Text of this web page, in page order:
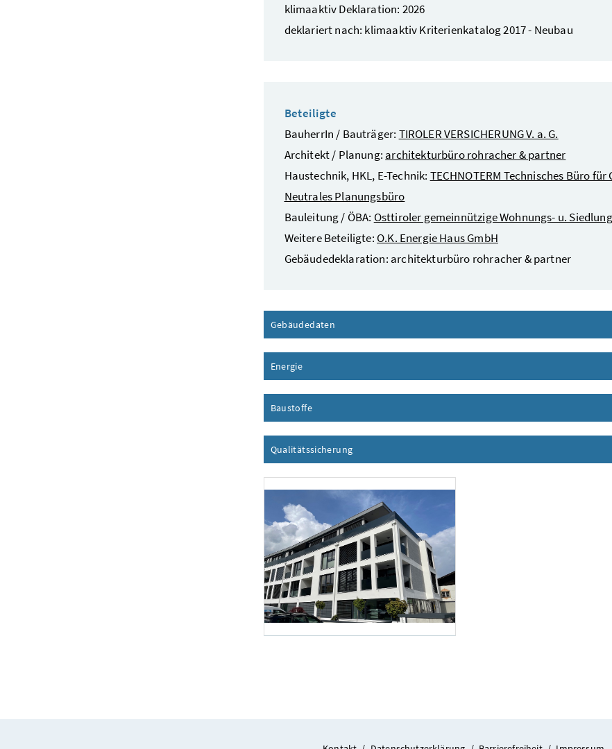
klimaaktiv Deklaration: 2026
deklariert nach: klimaaktiv Kriterienkatalog 2017 - Neubau
Beteiligte
BauherrIn / Bauträger: TIROLER VERSICHERUNG V. a. G.
Architekt / Planung: architekturbüro rohracher & partner
Haustechnik, HKL, E-Technik: TECHNOTERM Technisches Büro
Neutrales Planungsbüro
Bauleitung / ÖBA: Osttiroler gemeinnützige Wohnungs- u.
Weitere Beteiligte: O.K. Energie Haus GmbH
Gebäudedeklaration: architekturbüro rohracher & partner
Gebäudedaten
Energie
BaustoffeInhalt aufklappen
Qualitätssicherung
Foto 1: architekturbüro rohracher & partner